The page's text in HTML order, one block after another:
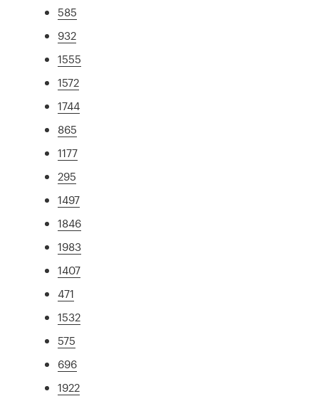
585
932
1555
1572
1744
865
1177
295
1497
1846
1983
1407
471
1532
575
696
1922